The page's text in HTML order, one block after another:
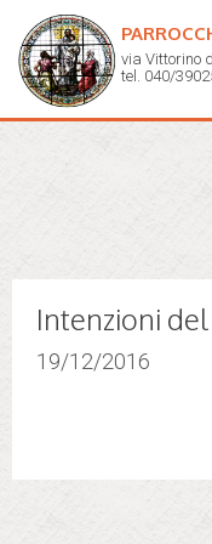
via Vittorino
tel. 040/
Intenzioni
19/12/2016